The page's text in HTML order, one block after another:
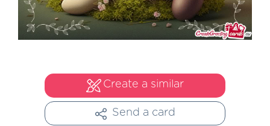
Create a similar
Send a card